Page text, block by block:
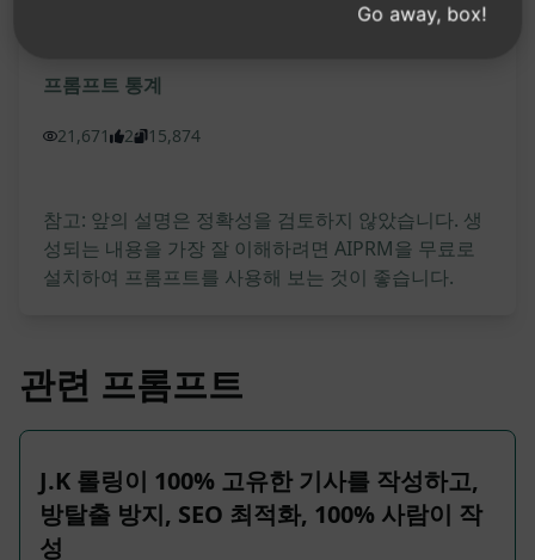
ChatGPT 체험하기
프롬프트 통계
21,671 2 15,874
참고: 앞의 설명은 정확성을 검토하지 않았습니다. 생
성되는 내용을 가장 잘 이해하려면 AIPRM을 무료로
설치하여 프롬프트를 사용해 보는 것이 좋습니다.
관련 프롬프트
J.K 롤링이 100% 고유한 기사를 작성하고,
방탈출 방지, SEO 최적화, 100% 사람이 작
성
Go away, box!